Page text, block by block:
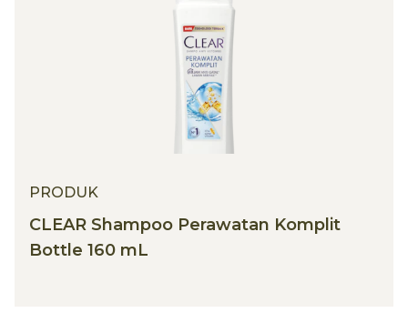
PRODUK
CLEAR Shampoo Perawatan Komplit
Bottle 160 mL